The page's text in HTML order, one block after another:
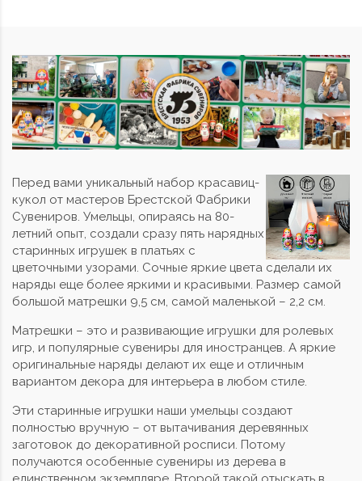
Перед вами уникальный набор красавиц-
кукол от мастеров Брестской Фабрики
Сувениров. Умельцы, опираясь на 80-
летний опыт, создали сразу пять нарядных
старинных игрушек в платьях с
цветочными узорами. Сочные яркие цвета сделали их
наряды еще более яркими и красивыми. Размер самой
большой матрешки 9,5 см, самой маленькой – 2,2 см.
Матрешки – это и развивающие игрушки для ролевых
игр, и популярные сувениры для иностранцев. А яркие
оригинальные наряды делают их еще и отличным
вариантом декора для интерьера в любом стиле.
Эти старинные игрушки наши умельцы создают
полностью вручную – от вытачивания деревянных
заготовок до декоративной росписи. Потому
получаются особенные сувениры из дерева в